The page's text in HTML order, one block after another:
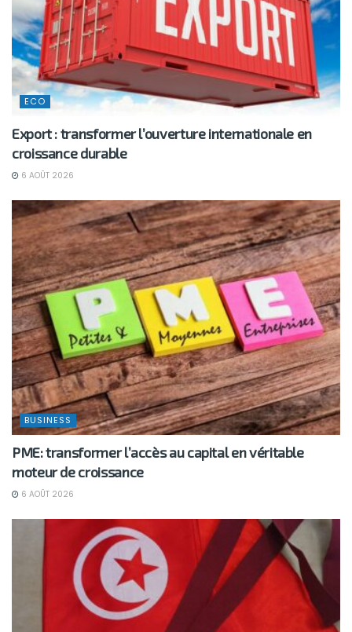
ECO
Export : transformer l’ouverture internationale en
croissance durable
6 AOÛT 2026
BUSINESS
PME: transformer l’accès au capital en véritable
moteur de croissance
6 AOÛT 2026